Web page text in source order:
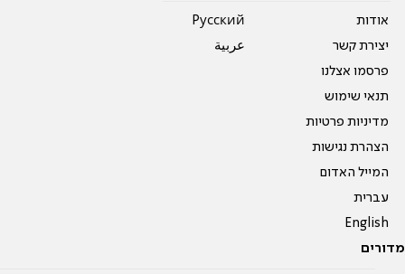
אודות
יצירת קשר
פרסמו אצלנו
תנאי שימוש
מדיניות פרטיות
הצהרת נגישות
המייל האדום
עברית
English
Pусский
عربية
מדורים